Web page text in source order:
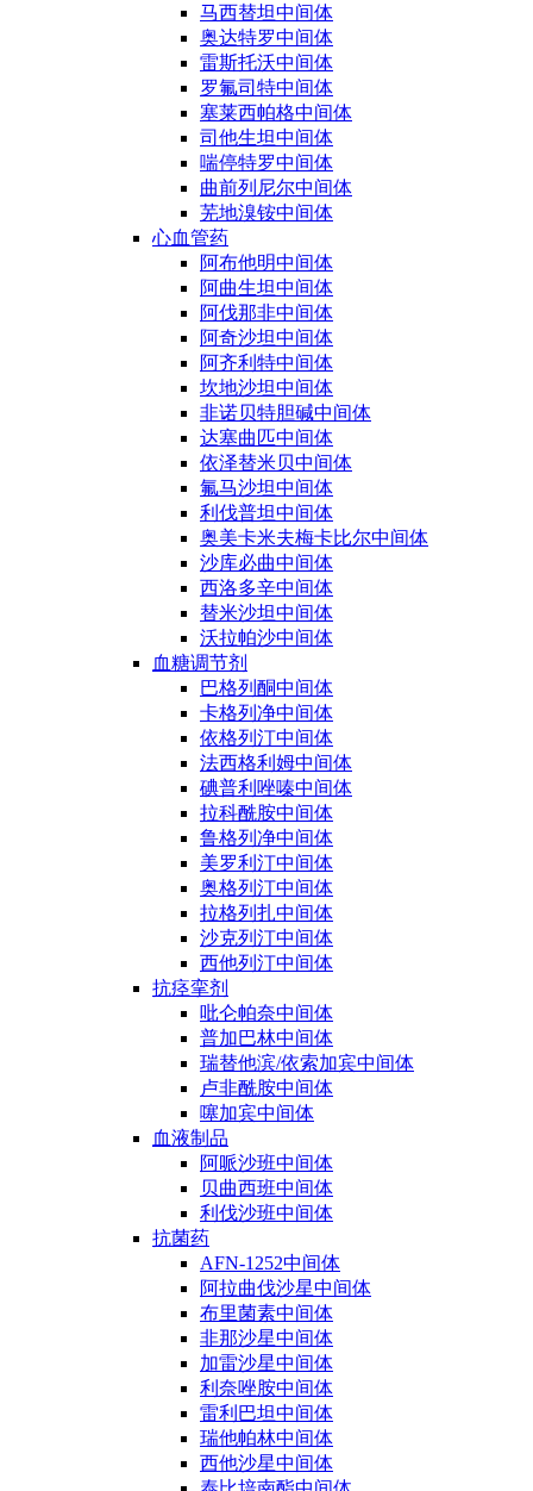
马西替坦中间体
奥达特罗中间体
雷斯托沃中间体
罗氟司特中间体
塞莱西帕格中间体
司他生坦中间体
喘停特罗中间体
曲前列尼尔中间体
芜地溴铵中间体
心血管药
阿布他明中间体
阿曲生坦中间体
阿伐那非中间体
阿奇沙坦中间体
阿齐利特中间体
坎地沙坦中间体
非诺贝特胆碱中间体
达塞曲匹中间体
依泽替米贝中间体
氟马沙坦中间体
利伐普坦中间体
奥美卡米夫梅卡比尔中间体
沙库必曲中间体
西洛多辛中间体
替米沙坦中间体
沃拉帕沙中间体
血糖调节剂
巴格列酮中间体
卡格列净中间体
依格列汀中间体
法西格利姆中间体
碘普利唑嗪中间体
拉科酰胺中间体
鲁格列净中间体
美罗利汀中间体
奥格列汀中间体
拉格列扎中间体
沙克列汀中间体
西他列汀中间体
抗痉挛剂
吡仑帕奈中间体
普加巴林中间体
瑞替他滨/依索加宾中间体
卢非酰胺中间体
噻加宾中间体
血液制品
阿哌沙班中间体
贝曲西班中间体
利伐沙班中间体
抗菌药
AFN-1252中间体
阿拉曲伐沙星中间体
布里菌素中间体
非那沙星中间体
加雷沙星中间体
利奈唑胺中间体
雷利巴坦中间体
瑞他帕林中间体
西他沙星中间体